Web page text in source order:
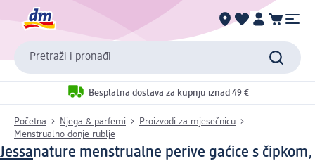
Pretraži i pronađi
Besplatna dostava za kupnju iznad 49 €
Početna Njega & parfemi
Proizvodi za mjesečnicu
Menstrualno donje rublje
Jessanature menstrualne perive gaćice s čipkom,